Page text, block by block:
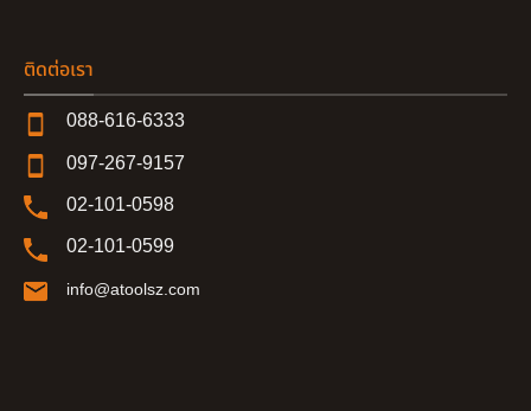
ติดต่อเรา
088-616-6333
097-267-9157
02-101-0598
02-101-0599
info@atoolsz.com